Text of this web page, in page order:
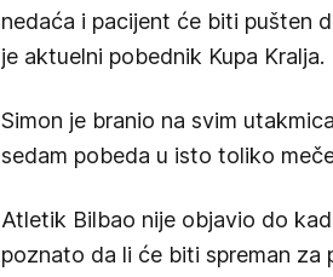
nedaća i pacijent će biti pušten
je aktuelni pobednik Kupa Kralja.
Simon je branio na svim
sedam pobeda u isto toliko
Atletik Bilbao nije objavio do
poznato da li će biti spreman za